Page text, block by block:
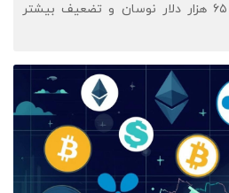
سنگین در محدوده میانی ۶۵ هزار دلار نوسان و تضعیف بیشتر